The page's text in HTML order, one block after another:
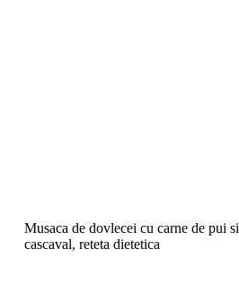
Musaca de dovlecei cu carne de pui si
cascaval, reteta dietetica